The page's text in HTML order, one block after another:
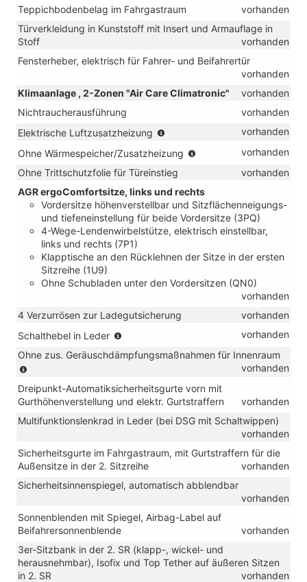
Teppichbodenbelag im Fahrgastraum
vorhanden
Türverkleidung in Kunststoff mit Insert und Armauflage in
Stoff
vorhanden
Fensterheber, elektrisch für Fahrer- und Beifahrertür
vorhanden
Klimaanlage , 2-Zonen "Air Care Climatronic"
vorhanden
Nichtraucherausführung
vorhanden
Elektrische Luftzusatzheizung
Verbindung
mit
vorhanden
Ohne Wärmespeicher/Zusatzheizung
Verbindung
mit
TSI)
vorhanden
Ohne Trittschutzfolie für Türeinstieg
vorhanden
AGR ergoComfortsitze, links und rechts
Vordersitze höhenverstellbar und Sitzflächenneigungs-
und tiefeneinstellung für beide Vordersitze (3PQ)
4-Wege-Lendenwirbelstütze, elektrisch einstellbar,
links und rechts (7P1)
Klapptische an den Rücklehnen der Sitze in der ersten
Sitzreihe (1U9)
Ohne Schubladen unter den Vordersitzen (QN0)
vorhanden
4 Verzurrösen zur Ladegutsicherung
vorhanden
Schalthebel in Leder
vorhanden
Ohne zus. Geräuschdämpfungsmaßnahmen für Innenraum
Verbindung
mit
TSI
vorhanden
Dreipunkt-Automatiksicherheitsgurte vorn mit
Gurthöhenverstellung und elektr. Gurtstraffern
vorhanden
Multifunktionslenkrad in Leder (bei DSG mit Schaltwippen)
vorhanden
Sicherheitsgurte im Fahrgastraum, mit Gurtstraffern für die
Außensitze in der 2. Sitzreihe
vorhanden
Sicherheitsinnenspiegel, automatisch abblendbar
vorhanden
Sonnenblenden mit Spiegel, Airbag-Label auf
Beifahrersonnenblende
vorhanden
3er-Sitzbank in der 2. SR (klapp-, wickel- und
herausnehmbar), Isofix und Top Tether auf äußeren Sitzen
in 2. SR
vorhanden